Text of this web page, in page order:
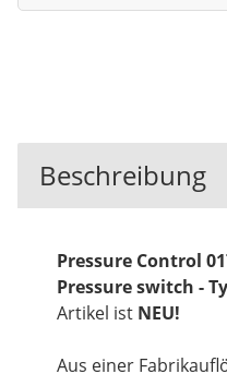
Beschreibung
Pressure Control
Pressure switch -
Artikel ist NEU!
Aus einer